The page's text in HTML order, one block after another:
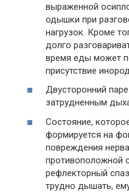
выраженной
одышки при
нагрузок. Кроме
долго
время еды может
присутствие
Двусторонний
затрудненным
Состояние,
формируется на
повреждения
противоположной
рефлекторный
трудно дышать,